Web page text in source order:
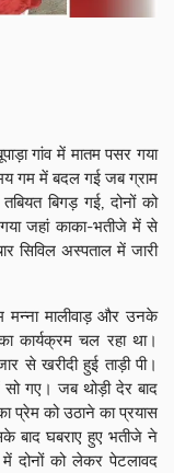
गांव में मातम पसर गया
गम में बदल गई जब ग्राम
बिगड़ गई, दोनों को
जहां काका-भतीजे में से
सिविल अस्पताल में जारी
मालीवाड़ और उनके
कार्यक्रम चल रहा था।
से खरीदी हुई ताड़ी पी।
सो गए। जब थोड़ी देर बाद
को उठाने का प्रयास
बाद घबराए हुए भतीजे ने
दोनों को लेकर पेटलावद